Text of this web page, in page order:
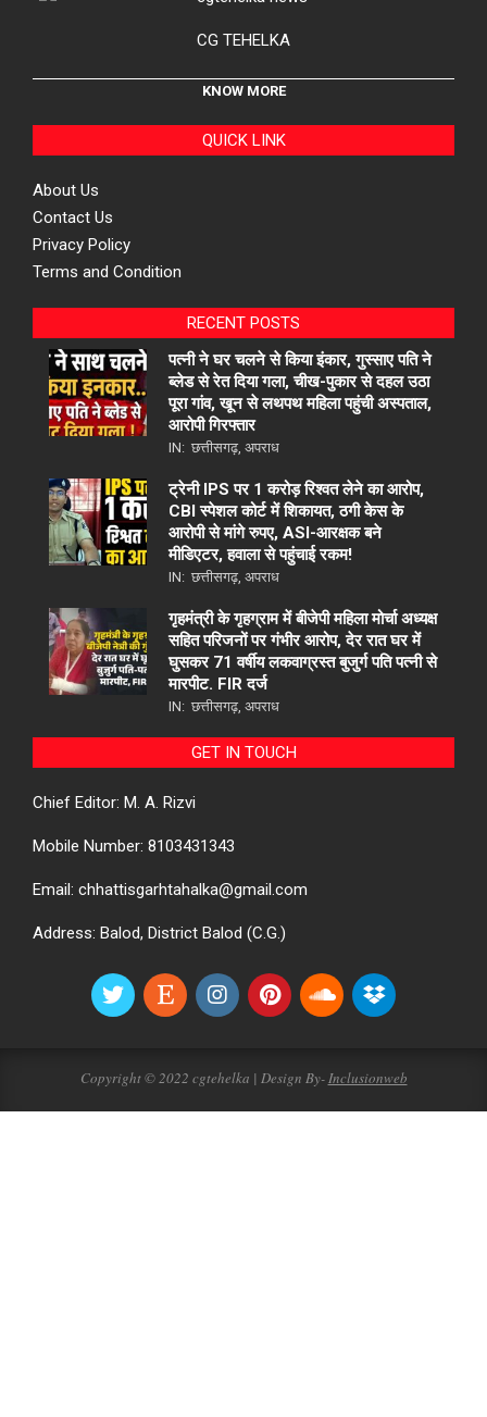
CG TEHELKA
KNOW MORE
QUICK LINK
About Us
Contact Us
Privacy Policy
Terms and Condition
RECENT POSTS
पत्नी ने घर चलने से किया इंकार, गुस्साए पति ने
ब्लेड से रेत दिया गला, चीख-पुकार से दहल उठा
पूरा गांव, खून से लथपथ महिला पहुंची अस्पताल,
आरोपी गिरफ्तार
IN: छत्तीसगढ़ अपराध
ट्रेनी IPS पर 1 करोड़ रिश्वत लेने का आरोप,
CBI स्पेशल कोर्ट में शिकायत, ठगी केस के
आरोपी से मांगे रुपए, ASI-आरक्षक बने
मीडिएटर, हवाला से पहुंचाई रकम!
IN: छत्तीसगढ़ अपराध
गृहमंत्री के गृहग्राम में बीजेपी महिला मोर्चा अध्यक्ष
सहित परिजनों पर गंभीर आरोप, देर रात घर में
घुसकर 71 वर्षीय लकवाग्रस्त बुजुर्ग पति पत्नी से
मारपीट. FIR दर्ज
IN: छत्तीसगढ़ अपराध
GET IN TOUCH
Chief Editor: M. A. Rizvi
Mobile Number: 8103431343
Email: chhattisgarhtahalka@gmail.com
Address: Balod, District Balod (C.G.)
Copyright © 2022 cgtehelka | Design By-Inclusionweb